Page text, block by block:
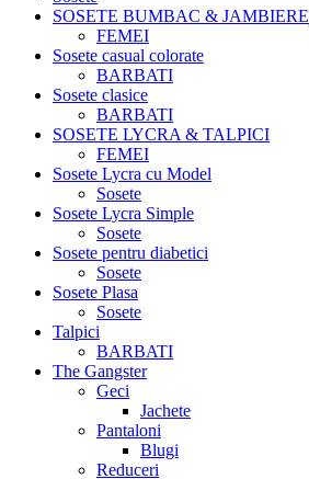
SOSETE BUMBAC & JAMBIERE
FEMEI
Sosete casual colorate
BARBATI
Sosete clasice
BARBATI
SOSETE LYCRA & TALPICI
FEMEI
Sosete Lycra cu Model
Sosete
Sosete Lycra Simple
Sosete
Sosete pentru diabetici
Sosete
Sosete Plasa
Sosete
Talpici
BARBATI
The Gangster
Geci
Jachete
Pantaloni
Blugi
Reduceri